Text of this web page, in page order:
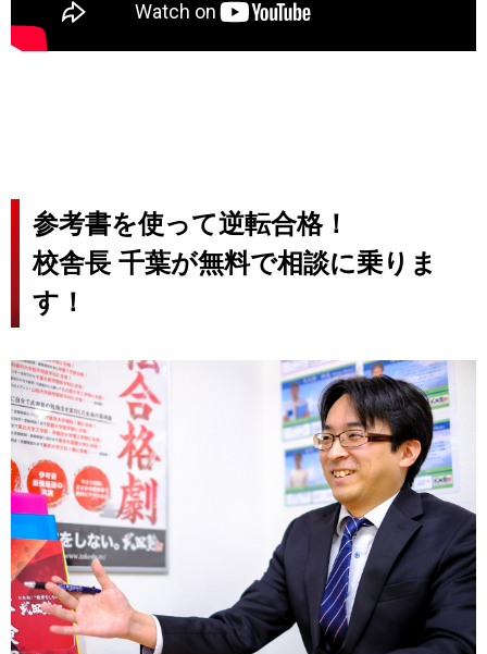
参考書を使って逆転合格！
校舎長 千葉が無料で相談に乗りま
す！